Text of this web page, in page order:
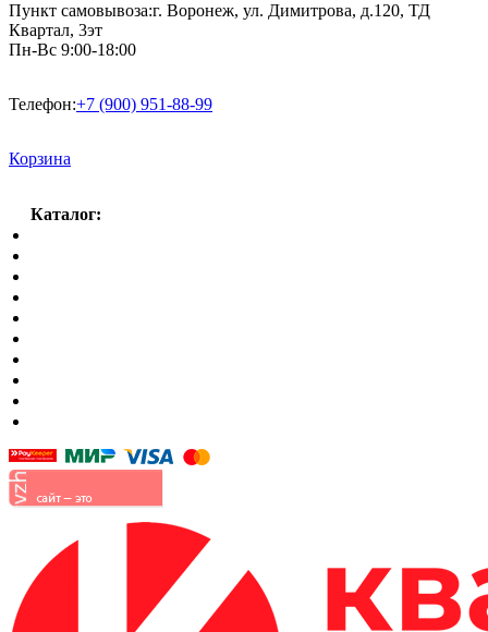
Пункт самовывоза:г. Воронеж, ул. Димитрова, д.120, ТД
Квартал, 3эт
Пн-Вс 9:00-18:00
Телефон:+7 (900) 951-88-99
Корзина
Каталог: